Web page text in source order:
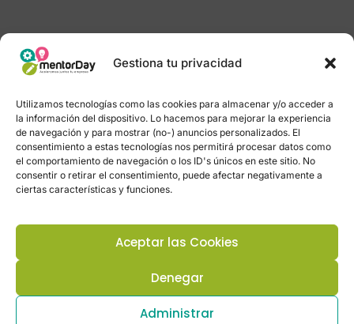
Gestiona tu privacidad
Utilizamos tecnologías como las cookies para almacenar y/o acceder a
la información del dispositivo. Lo hacemos para mejorar la experiencia
de navegación y para mostrar (no-) anuncios personalizados. El
consentimiento a estas tecnologías nos permitirá procesar datos como
el comportamiento de navegación o los ID's únicos en este sitio. No
consentir o retirar el consentimiento, puede afectar negativamente a
ciertas características y funciones.
Aceptar las Cookies
Denegar
Administrar